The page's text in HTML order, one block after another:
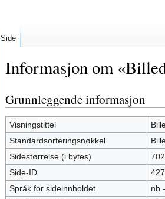
Informasjon om
Hopp
til
navigering
Hopp
til
søk
Grunnleggende informasjon
Visningstittel
Standardsorteringsnøkkel
Sidestørrelse (i bytes)
702
Side-ID
Språk for sideinnholdet
nb
Side